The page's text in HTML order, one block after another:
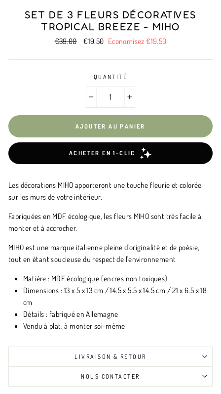
SET DE 3 FLEURS DÉCORATIVES
TROPICAL BREEZE - MIHO
Prix
€39.00
Prix
€19.50 Economisez €19.50
QUANTITÉ
AJOUTER AU PANIER
Les décorations MIHO apporteront une touche fleurie et colorée
sur les murs de votre intérieur.
Fabriquées en MDF écologique, les fleurs MIHO sont très facile à
monter et à accrocher.
MIHO est une marque italienne pleine d’originalité et de poésie,
tout en étant soucieuse du respect de l'environnement
Matière : MDF écologique (encres non toxiques)
Dimensions : 13 x 5 x 13 cm / 14.5 x 5.5 x 14.5 cm / 21 x 6.5 x 18
cm
Détails : fabriqué en Allemagne
Vendu à plat, à monter soi-même
LIVRAISON & RETOUR
NOUS CONTACTER